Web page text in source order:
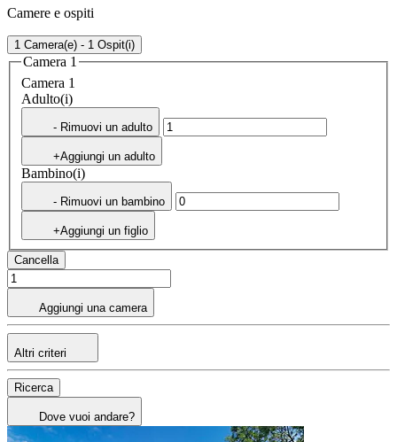
Camere e ospiti
1 Camera(e) - 1 Ospit(i)
Camera 1
Camera 1
Adulto(i)
- Rimuovi un adulto
+Aggiungi un adulto
Bambino(i)
- Rimuovi un bambino
+Aggiungi un figlio
Cancella
Aggiungi una camera
Altri criteri
Ricerca
Dove vuoi andare?